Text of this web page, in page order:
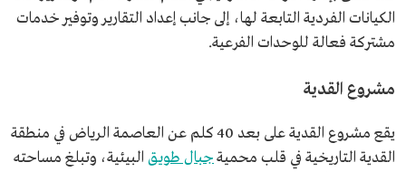
الكيانات الفردية التابعة لها، إلى جانب إعداد التقارير وتوفير خدمات
مشتركة فعالة للوحدات الفرعية.
مشروع القدية
يقع مشروع القدية على بعد 40 كلم عن العاصمة الرياض في منطقة
القدية التاريخية في قلب محميةجبال طويق البيئية، وتبلغ مساحته